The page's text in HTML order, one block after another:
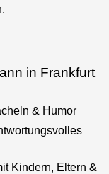
in Frankfurt
& Humor
Kindern, Eltern &